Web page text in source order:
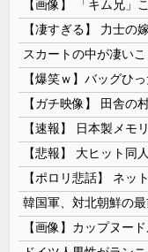
スカートの中が凄い
【爆笑ｗ】バッグひ
【画像】カップヌー